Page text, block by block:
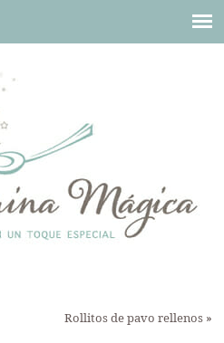
Rollitos de pavo rellenos»